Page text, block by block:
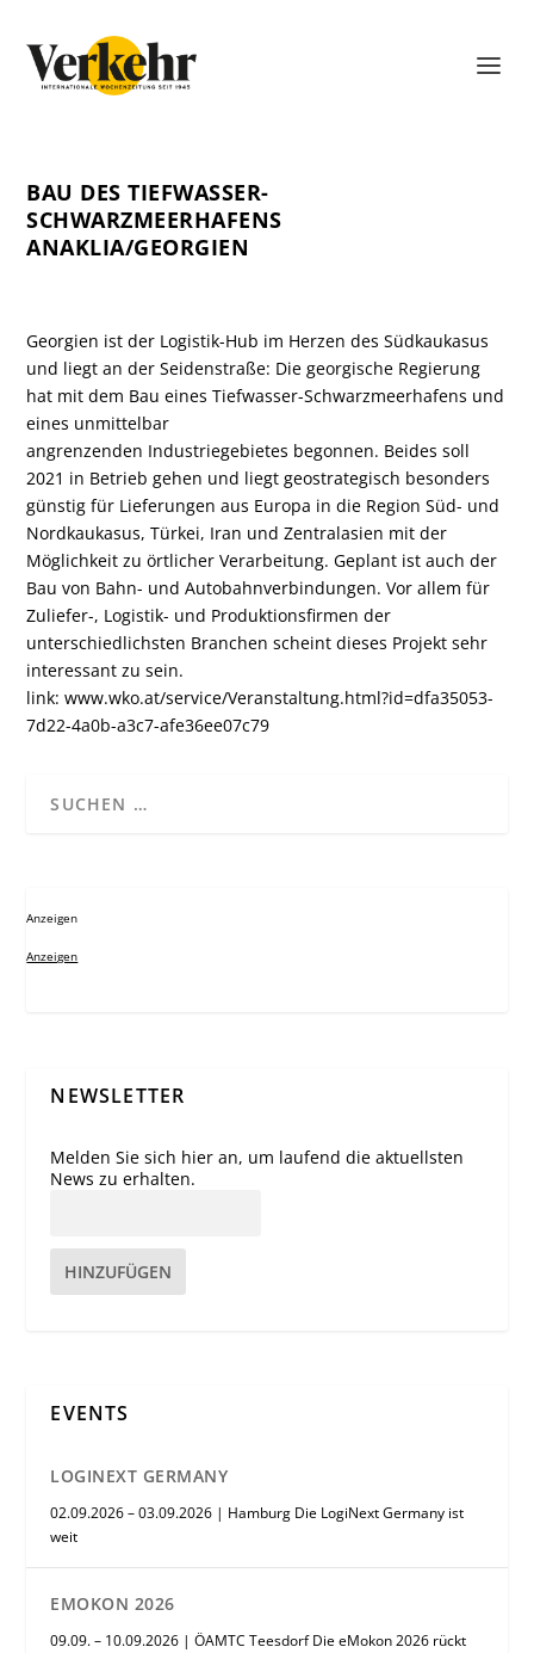
BAU DES TIEFWASSER-
SCHWARZMEERHAFENS
ANAKLIA/GEORGIEN
Georgien ist der Logistik-Hub im Herzen des Südkaukasus
und liegt an der Seidenstraße: Die georgische Regierung
hat mit dem Bau eines Tiefwasser-Schwarzmeerhafens und
eines unmittelbar
angrenzenden Industriegebietes begonnen. Beides soll
2021 in Betrieb gehen und liegt geostrategisch besonders
günstig für Lieferungen aus Europa in die Region Süd- und
Nordkaukasus, Türkei, Iran und Zentralasien mit der
Möglichkeit zu örtlicher Verarbeitung. Geplant ist auch der
Bau von Bahn- und Autobahnverbindungen. Vor allem für
Zuliefer-, Logistik- und Produktionsfirmen der
unterschiedlichsten Branchen scheint dieses Projekt sehr
interessant zu sein.
link:www.wko.at/service/Veranstaltung.html?id=dfa35053-
7d22-4a0b-a3c7-afe36ee07c79
Anzeigen
Anzeigen
NEWSLETTER
Melden Sie sich hier an, um laufend die aktuellsten
News zu erhalten.
HINZUFÜGEN
EVENTS
LOGINEXT GERMANY
02.09.2026 – 03.09.2026 | Hamburg Die LogiNext Germany ist
weit
EMOKON 2026
09.09. – 10.09.2026 | ÖAMTC Teesdorf Die eMokon 2026 rückt